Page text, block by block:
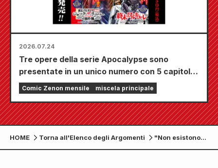
2026.07.24
Tre opere della serie Apocalypse sono
presentate in un unico numero con 5 capitoli!!
Il numero di settembre 2026 di "Monthly
Comic Zenon" sarà in vendita dal 24 luglio!!
Comic Zenon mensile miscela principale
HOME Torna all'Elenco degli Argomenti
"Non esistono
ragazze gentili